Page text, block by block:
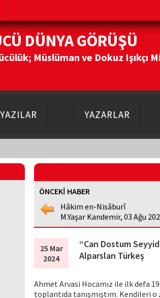
DÜNYA GÖRÜŞÜ
Müslüman ve Dokuz Işıkçı
YAZARLAR
ÖNCEKİ HABER
Hâkim en-Nisâburî
M.Yaşar Kandemir, 03 Ağu
25 Mar
2024
“Can Dostum
Alparslan Türkeş
Ahmet Arvasi Hocamız ile ilk defa
toplantıda tanışmıştım. Kendileri